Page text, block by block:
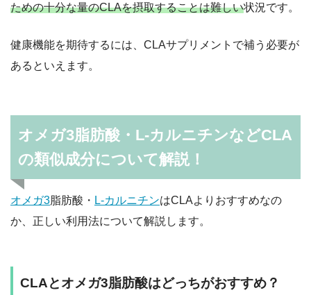
ための十分な量のCLAを摂取することは難しい状況です。
健康機能を期待するには、CLAサプリメントで補う必要が
あるといえます。
オメガ3脂肪酸・L-カルニチンなどCLA
の類似成分について解説！
オメガ3脂肪酸・ L-カルニチンはCLAよりおすすめなの
か、正しい利用法について解説します。
CLAとオメガ3脂肪酸はどっちがおすすめ？